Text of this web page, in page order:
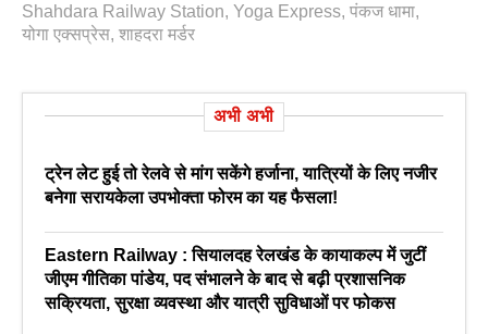
Shahdara Railway Station, Yoga Express, पंकज धामा,
योगा एक्सप्रेस, शाहदरा मर्डर
अभी अभी
ट्रेन लेट हुई तो रेलवे से मांग सकेंगे हर्जाना, यात्रियों के लिए नजीर
बनेगा सरायकेला उपभोक्ता फोरम का यह फैसला!
Eastern Railway : सियालदह रेलखंड के कायाकल्प में जुटीं
जीएम गीतिका पांडेय, पद संभालने के बाद से बढ़ी प्रशासनिक
सक्रियता, सुरक्षा व्यवस्था और यात्री सुविधाओं पर फोकस